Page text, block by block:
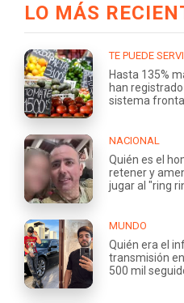
LO MÁS
TE PUEDE
Hasta 135%
han
sistema frontal
NACIONAL
Quién es el
retener y
jugar al "ring
MUNDO
Quién era el
transmisión
500 mil